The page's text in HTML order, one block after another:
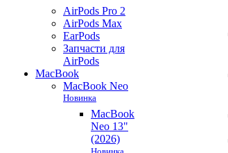
AirPods Pro 2
AirPods Max
EarPods
Запчасти для
AirPods
MacBook
MacBook Neo
Новинка
MacBook
Neo 13"
(2026)
Новинка